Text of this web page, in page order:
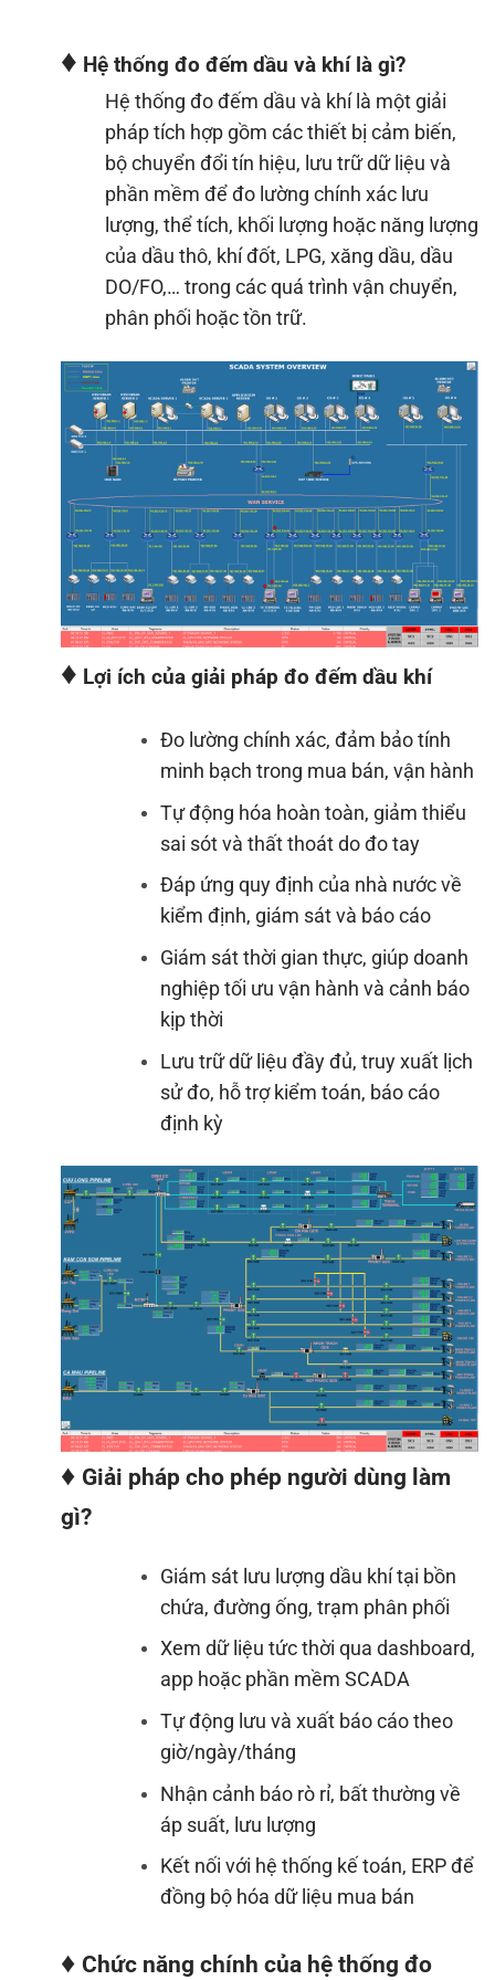
♦ Hệ thống đo đếm dầu và khí là gì?
Hệ thống đo đếm dầu và khí là một giải
pháp tích hợp gồm các thiết bị cảm biến,
bộ chuyển đổi tín hiệu, lưu trữ dữ liệu và
phần mềm để đo lường chính xác lưu
lượng, thể tích, khối lượng hoặc năng lượng
của dầu thô, khí đốt, LPG, xăng dầu, dầu
DO/FO,… trong các quá trình vận chuyển,
phân phối hoặc tồn trữ.
♦ Lợi ích của giải pháp đo đếm dầu khí
Đo lường chính xác, đảm bảo tính
minh bạch trong mua bán, vận hành
Tự động hóa hoàn toàn, giảm thiểu
sai sót và thất thoát do đo tay
Đáp ứng quy định của nhà nước về
kiểm định, giám sát và báo cáo
Giám sát thời gian thực, giúp doanh
nghiệp tối ưu vận hành và cảnh báo
kịp thời
Lưu trữ dữ liệu đầy đủ, truy xuất lịch
sử đo, hỗ trợ kiểm toán, báo cáo
định kỳ
♦ Giải pháp cho phép người dùng làm
gì?
Giám sát lưu lượng dầu khí tại bồn
chứa, đường ống, trạm phân phối
Xem dữ liệu tức thời qua dashboard,
app hoặc phần mềm SCADA
Tự động lưu và xuất báo cáo theo
giờ/ngày/tháng
Nhận cảnh báo rò rỉ, bất thường về
áp suất, lưu lượng
Kết nối với hệ thống kế toán, ERP để
đồng bộ hóa dữ liệu mua bán
♦ Chức năng chính của hệ thống đo